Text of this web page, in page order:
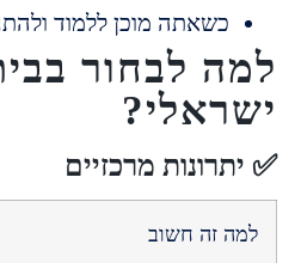
כשאתה מוכן ללמוד ולהתנסות
לבחור בבית
מרכזיים
זה חשוב